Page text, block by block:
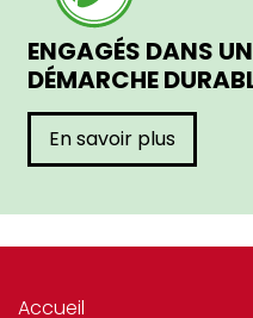
ENGAGÉS DANS
DÉMARCHE
En savoir plus
Accueil